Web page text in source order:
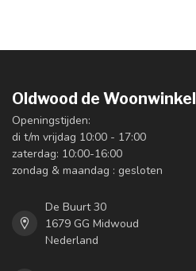
Oldwood de Woonwinkel
Openingstijden:
di t/m vrijdag 10:00 - 17:00
zaterdag: 10:00-16:00
zondag & maandag : gesloten
De Buurt 30
1679 GG Midwoud
Nederland